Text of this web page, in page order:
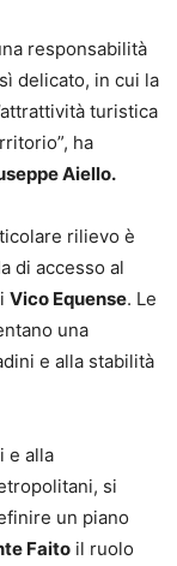
responsabilità
delicato, in cui la
turistica
ha
Aiello.
rilievo è
di accesso al
Vico Equense. Le
una
e alla stabilità
e alla
si
un piano
Faito il ruolo